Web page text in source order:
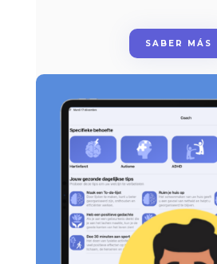
SABER MÁS